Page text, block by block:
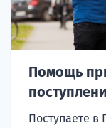
Помощь
Поступаете в